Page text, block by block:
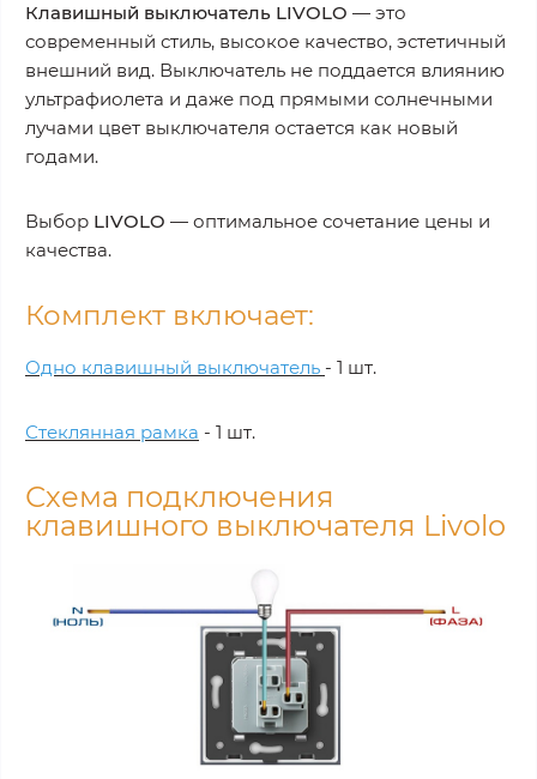
Клавишный выключатель LIVOLO — это
современный стиль, высокое качество, эстетичный
внешний вид. Выключатель не поддается влиянию
ультрафиолета и даже под прямыми солнечными
лучами цвет выключателя остается как новый
годами.
Выбор LIVOLO — оптимальное сочетание цены и
качества.
Комплект включает:
Одно клавишный выключатель - 1 шт.
Стеклянная рамка - 1 шт.
Схема подключения
клавишного выключателя Livolo